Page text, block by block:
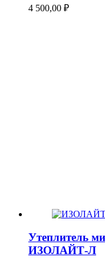
4 500,00 ₽
Утеплитель
ИЗОЛАЙТ-Л